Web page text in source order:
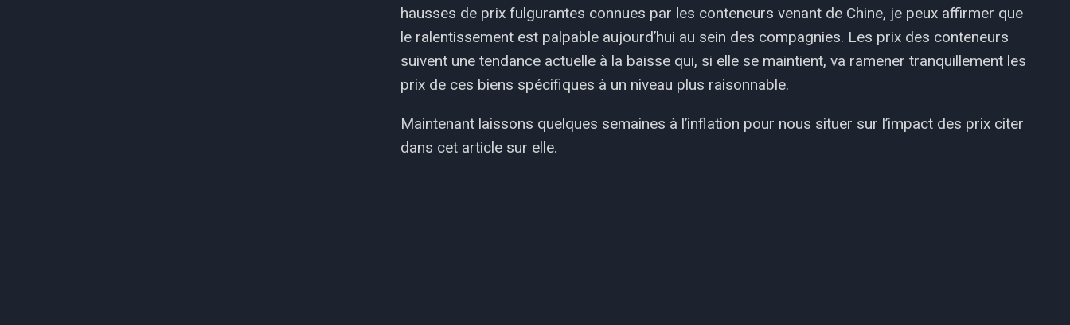
hausses de prix fulgurantes connues par les conteneurs venant de Chine, je peux affirmer que
le ralentissement est palpable aujourd’hui au sein des compagnies. Les prix des conteneurs
suivent une tendance actuelle à la baisse qui, si elle se maintient, va ramener tranquillement les
prix de ces biens spécifiques à un niveau plus raisonnable.
Maintenant laissons quelques semaines à l’inflation pour nous situer sur l’impact des prix citer
dans cet article sur elle.